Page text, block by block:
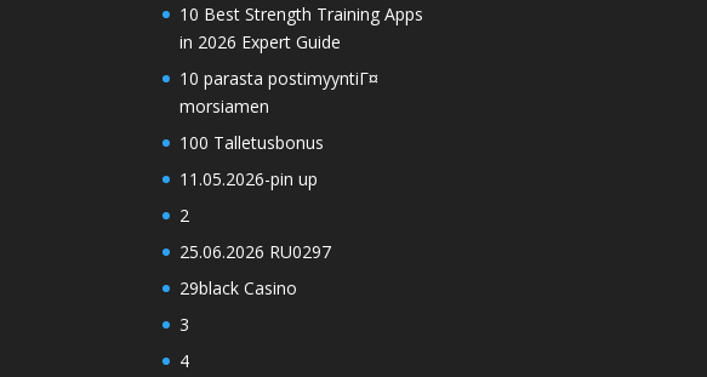
10 Best Strength Training Apps
in 2026 Expert Guide
10 parasta postimyyntiГ¤
morsiamen
100 Talletusbonus
11.05.2026-pin up
2
25.06.2026 RU0297
29black Casino
3
4